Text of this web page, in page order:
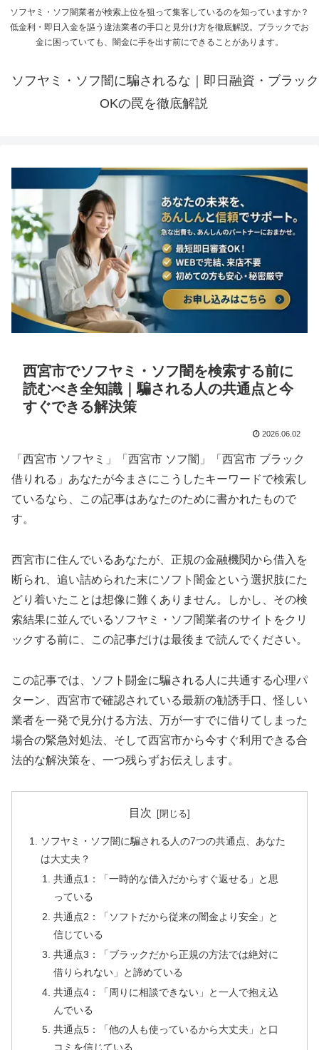
ソフヤミ・ソフ闇業者が検索上位を狙って集客しているのを知っていますか？
低金利・即日入金を謳う違法業者の手口と見分け方を徹底解説。ブラックでお
金に困っていても、闇金に手を出す前にできることがあります。
ソフヤミ・ソフ闇に騙されるな｜即日融資・ブラック
OKの罠を徹底解説
西宮市でソフヤミ・ソフ闇を検索する前に
読むべき全知識｜騙される人の共通点と今
すぐできる解決策
2026.06.02
「西宮市 ソフヤミ」「西宮市 ソフ闇」「西宮市 ブラック
借りれる」あなたが今まさにこうしたキーワードで検索し
ているなら、この記事はあなたのために書かれたもので
す。
西宮市に住んでいるあなたが、正規の金融機関から借入を
断られ、追い詰められた末にソフト闇金という選択肢にた
どり着いたことは想像に難くありません。しかし、その検
索結果に並んでいるソフヤミ・ソフ闇業者のサイトをクリ
ックする前に、この記事だけは最後まで読んでください。
この記事では、ソフト闘金に騙される人に共通する心理パ
ターン、西宮市で確認されている最新の勧誘手口、怪しい
業者を一発で見分ける方法、万が一すでに借りてしまった
場合の緊急対処法、そして西宮市から今すぐ利用できる合
法的な解決策を、一つ残らずお伝えします。
目次
ソフヤミ・ソフ闇に騙される人の7つの共通点、あなた
は大丈夫？
共通点1：「一時的な借入だからすぐ返せる」と思
っている
共通点2：「ソフトだから従来の闇金より安全」と
信じている
共通点3：「ブラックだから正規の方法では絶対に
借りられない」と諦めている
共通点4：「周りに相談できない」と一人で抱え込
んでいる
共通点5：「他の人も使っているから大丈夫」と口
コミを信じている